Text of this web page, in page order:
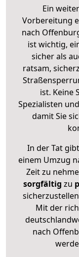
Ein
Vorbereitung
nach
ist wichtig,
sicher als
ratsam,
ist. Keine
Spezialisten
damit Sie
In der Tat
einem Umzug
Zeit zu
sorgfältig zu
Mit der
nach